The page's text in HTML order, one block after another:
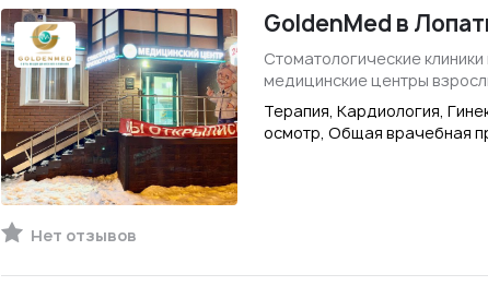
GoldenMed в
Стоматологические
медицинские центры
Терапия, Кардиология,
осмотр, Общая врачебная
Нет отзывов